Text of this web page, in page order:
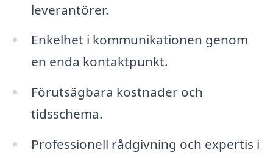
leverantörer.
Enkelhet i kommunikationen genom
en enda kontaktpunkt.
Förutsägbara kostnader och
tidsschema.
Professionell rådgivning och expertis i